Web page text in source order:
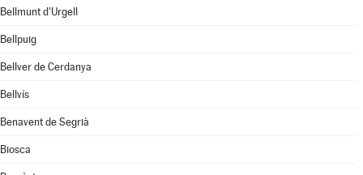
Bellmunt d'Urgell
Bellpuig
Bellver de Cerdanya
Bellvís
Benavent de Segrià
Biosca